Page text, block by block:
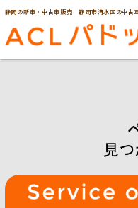
静岡の新車・中古車販売 静岡市清水区の中古